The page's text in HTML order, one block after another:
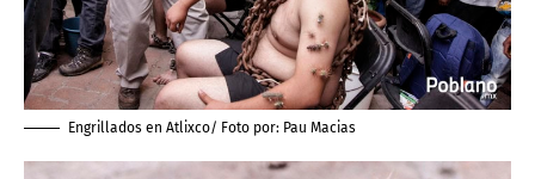
Engrillados en Atlixco/ Foto por: Pau Macias